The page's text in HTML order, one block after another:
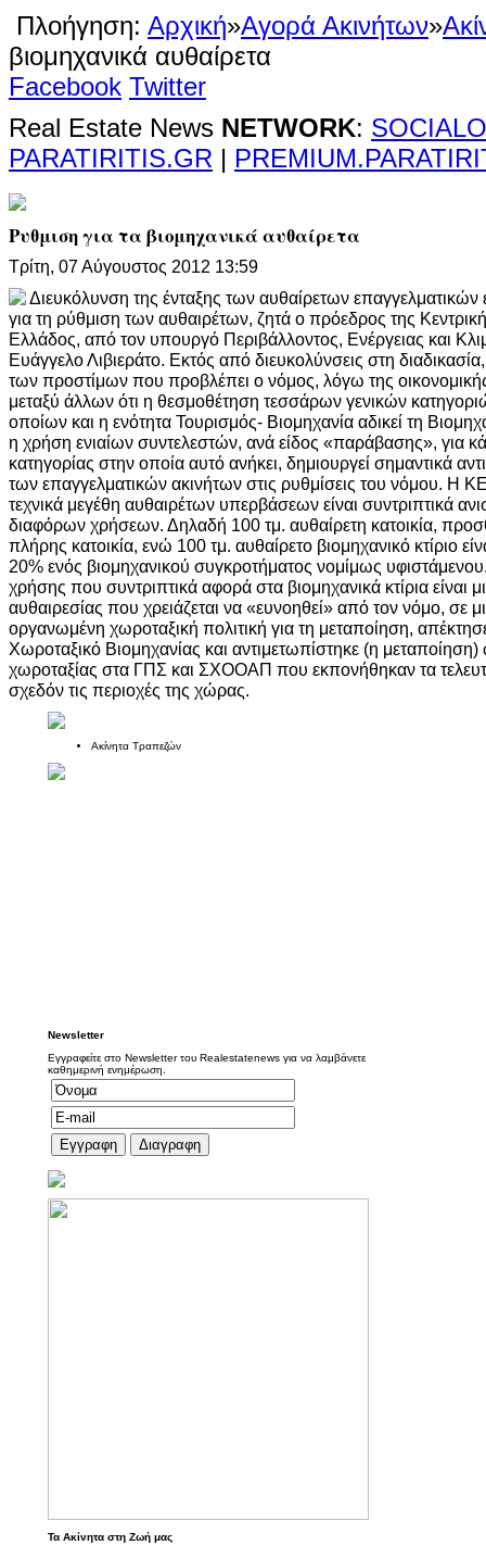
Πλοήγηση: Αρχική»Αγορά Ακινήτων»
βιομηχανικά αυθαίρετα
Facebook Twitter
Real Estate News NETWORK:
PARATIRITIS.GR |
Ρυθμιση για τα βιομηχανικά αυθαίρετα
Τρίτη, 07 Αύγουστος 2012 13:59
Διευκόλυνση της ένταξης των αυθαίρετων
για τη ρύθμιση των αυθαιρέτων, ζητά ο πρόεδρος της
Ελλάδος, από τον υπουργό Περιβάλλοντος, Ενέργειας και
Ευάγγελο Λιβιεράτο. Εκτός από διευκολύνσεις στη
των προστίμων που προβλέπει ο νόμος, λόγω της
μεταξύ άλλων ότι η θεσμοθέτηση τεσσάρων γενικών
οποίων και η ενότητα Τουρισμός- Βιομηχανία αδικεί τη
η χρήση ενιαίων συντελεστών, ανά είδος «παράβασης», για
κατηγορίας στην οποία αυτό ανήκει, δημιουργεί σημαντικά
των επαγγελματικών ακινήτων στις ρυθμίσεις του νόμου. Η
τεχνικά μεγέθη αυθαιρέτων υπερβάσεων είναι συντριπτικά
διαφόρων χρήσεων. Δηλαδή 100 τμ. αυθαίρετη κατοικία,
πλήρης κατοικία, ενώ 100 τμ. αυθαίρετο βιομηχανικό κτίριο
20% ενός βιομηχανικού συγκροτήματος νομίμως
χρήσης που συντριπτικά αφορά στα βιομηχανικά κτίρια είναι
αυθαιρεσίας που χρειάζεται να «ευνοηθεί» από τον νόμο, σε
οργανωμένη χωροταξική πολιτική για τη μεταποίηση,
Χωροταξικό Βιομηχανίας και αντιμετωπίστηκε (η
χωροταξίας στα ΓΠΣ και ΣΧΟΟΑΠ που εκπονήθηκαν τα
σχεδόν τις περιοχές της χώρας.
Ακίνητα Τραπεζών
Newsletter
Εγγραφείτε στο Newsletter του Realestatenews για να λαμβάνετε
καθημερινή ενημέρωση.
Τα Ακίνητα στη Ζωή μας